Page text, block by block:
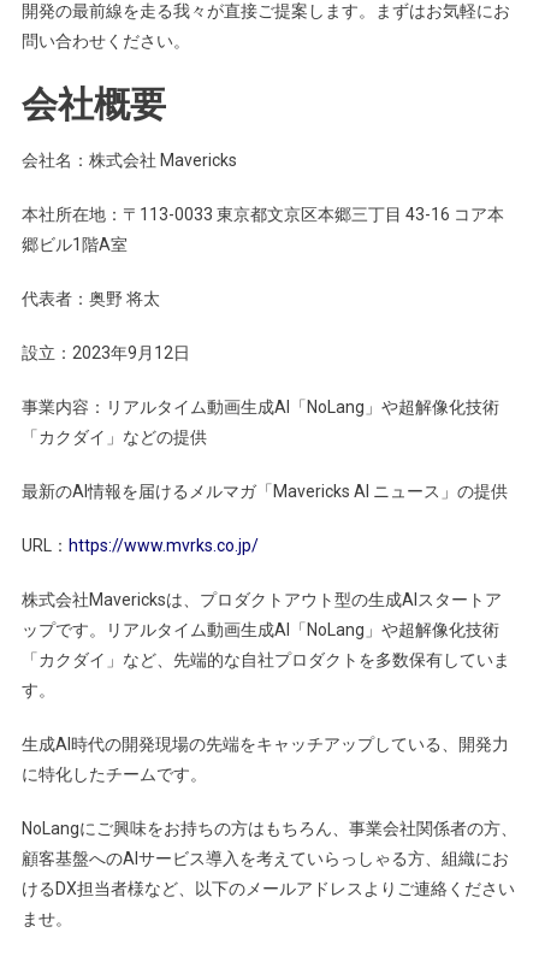
開発の最前線を走る我々が直接ご提案します。まずはお気軽にお
問い合わせください。
会社概要
会社名：株式会社 Mavericks
本社所在地：〒113-0033 東京都文京区本郷三丁目 43-16 コア本
郷ビル1階A室
代表者：奥野 将太
設立：2023年9月12日
事業内容：リアルタイム動画生成AI「NoLang」や超解像化技術
「カクダイ」などの提供
最新のAI情報を届けるメルマガ「Mavericks AI ニュース」の提供
URL： https://www.mvrks.co.jp/
株式会社Mavericksは、プロダクトアウト型の生成AIスタートア
ップです。リアルタイム動画生成AI「NoLang」や超解像化技術
「カクダイ」など、先端的な自社プロダクトを多数保有していま
す。
生成AI時代の開発現場の先端をキャッチアップしている、開発力
に特化したチームです。
NoLangにご興味をお持ちの方はもちろん、事業会社関係者の方、
顧客基盤へのAIサービス導入を考えていらっしゃる方、組織にお
けるDX担当者様など、以下のメールアドレスよりご連絡ください
ませ。